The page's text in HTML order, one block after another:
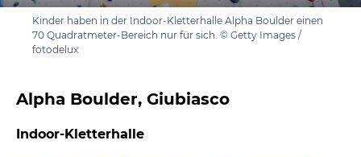
Kinder haben in der Indoor-Kletterhalle Alpha Boulder einen
70 Quadratmeter-Bereich nur für sich. © Getty Images /
fotodelux
Alpha Boulder, Giubiasco
Indoor-Kletterhalle